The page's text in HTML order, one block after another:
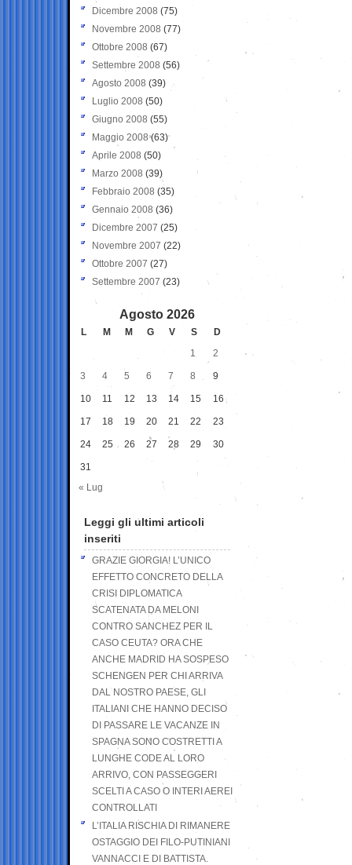
Dicembre 2008 (75)
Novembre 2008 (77)
Ottobre 2008 (67)
Settembre 2008 (56)
Agosto 2008 (39)
Luglio 2008 (50)
Giugno 2008 (55)
Maggio 2008(63)
Aprile 2008 (50)
Marzo 2008 (39)
Febbraio 2008 (35)
Gennaio 2008 (36)
Dicembre 2007 (25)
Novembre 2007 (22)
Ottobre 2007 (27)
Settembre 2007 (23)
Agosto 2026
L M M G V S
D
1
2
3 4 5 6 7 8 9
10 11 12 13 14 15 16
17 18 19 20 21 22 23
24 25 26 27 28 29 30
31
« Lug
Leggi gli ultimi articoli
inseriti
GRAZIE GIORGIA! L’UNICO
EFFETTO CONCRETO DELLA
CRISI DIPLOMATICA
SCATENATA DA MELONI
CONTRO SANCHEZ PER IL
CASO CEUTA? ORA CHE
ANCHE MADRID HA SOSPESO
SCHENGEN PER CHI ARRIVA
DAL NOSTRO PAESE, GLI
ITALIANI CHE HANNO DECISO
DI PASSARE LE VACANZE IN
SPAGNA SONO COSTRETTI A
LUNGHE CODE AL LORO
ARRIVO, CON PASSEGGERI
SCELTI A CASO O INTERI AEREI
CONTROLLATI
L’ITALIA RISCHIA DI RIMANERE
OSTAGGIO DEI FILO-PUTINIANI
VANNACCI E DI BATTISTA.